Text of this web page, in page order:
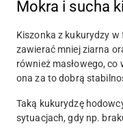
Mokra i sucha
Kiszonka z kukurydzy
zawierać mniej ziarna
również masłowego, co
ona za to dobrą
Taką kukurydzę
sytuacjach, gdy np.